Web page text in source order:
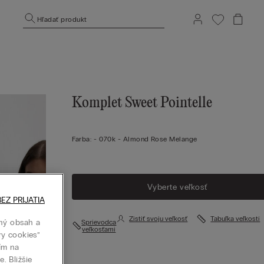
Hľadať produkt
Komplet Sweet Pointelle
Farba: -070k - Almond Rose Melange
Vyberte veľkosť
Sprievodca
veľkosťami
Zistiť svoju veľkosť Tabuľka veľkostí
obsah a
cookies”
na
Bližšie
PRIJATIA